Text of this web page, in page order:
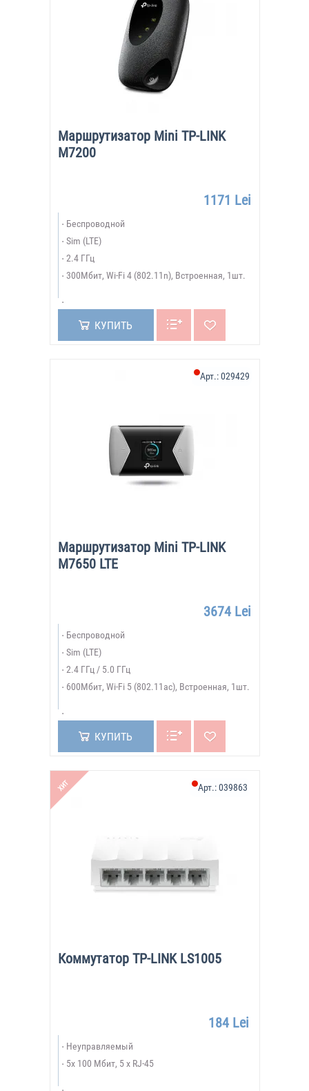
Маршрутизатор Mini TP-LINK
M7200
1171 Lei
Беспроводной
Sim (LTE)
2.4 ГГц
300Мбит, Wi-Fi 4 (802.11n), Встроенная, 1шт.
КУПИТЬ
Маршрутизатор Mini TP-LINK
M7650 LTE
Арт.:029429
3674 Lei
Беспроводной
Sim (LTE)
2.4 ГГц / 5.0 ГГц
600Мбит, Wi-Fi 5 (802.11ac), Встроенная, 1шт.
КУПИТЬ
ХИТ
Коммутатор TP-LINK LS1005
Арт.:039863
184 Lei
Неуправляемый
5х 100 Мбит, 5 x RJ-45